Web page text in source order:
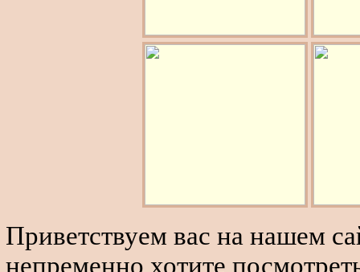
Приветствуем вас на нашем
непременно хотите